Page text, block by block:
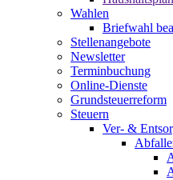
Wahlen
Briefwahl
Stellenangebote
Newsletter
Terminbuchung
Online-Dienste
Grundsteuerreform
Steuern
Ver- &